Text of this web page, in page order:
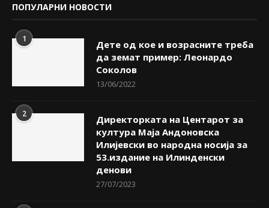
ПОПУЛАРНИ НОВОСТИ
1
Дете од кое и возрасните треба
да земат пример: Леонардо
Соколов
13/06/2022
2
Директорката на Центарот за
култура Маја Андоновска
Илијевски во народна носија за
53.издание на Илинденски
денови
27/07/2023